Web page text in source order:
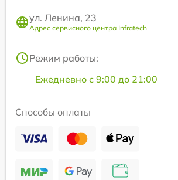
ул. Ленина, 23
Адрес сервисного центра Infratech
Режим работы:
Ежедневно с 9:00 до 21:00
Способы оплаты